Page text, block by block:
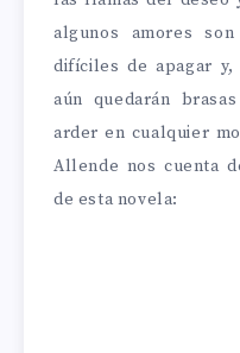
algunos amores
difíciles de apagar y,
aún quedarán
arder en cualquier
Allende nos cuenta
de esta novela: